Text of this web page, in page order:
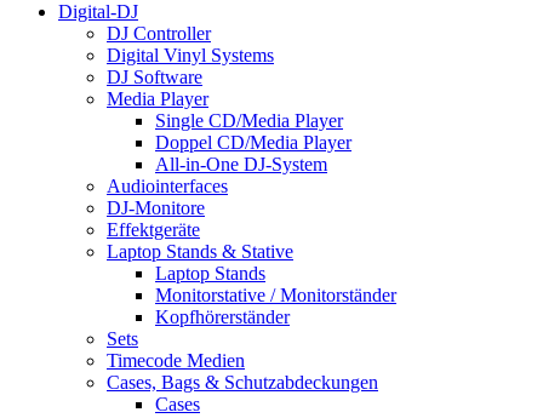
Digital-DJ
DJ Controller
Digital Vinyl Systems
DJ Software
Media Player
Single CD/Media Player
Doppel CD/Media Player
All-in-One DJ-System
Audiointerfaces
DJ-Monitore
Effektgeräte
Laptop Stands & Stative
Laptop Stands
Monitorstative / Monitorständer
Kopfhörerständer
Sets
Timecode Medien
Cases, Bags & Schutzabdeckungen
Cases